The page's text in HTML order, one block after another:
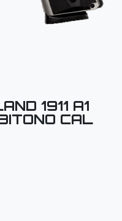
1911 A1
CAL